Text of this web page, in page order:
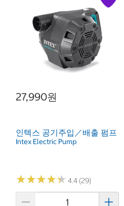
27,990원
인텍스 공기주입／배출 펌프
Intex Electric Pump
★★★★★
★★★★★ 4.4 (29)